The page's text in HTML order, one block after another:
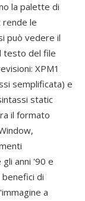
la palette di
rende le
può vedere il
testo del file
XPM1
semplificata) e
static
il formato
anni '90 e
di
a